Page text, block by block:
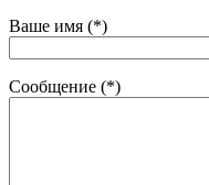
Ваше имя (*)
Сообщение (*)